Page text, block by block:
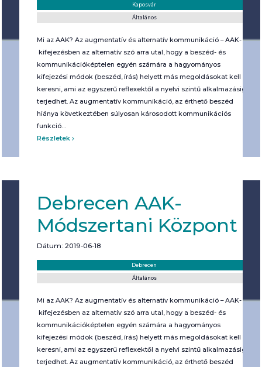
Kaposvár
Általános
Mi az AAK? Az augmentatív és alternatív kommunikáció – AAK-
kifejezésben az alternatív szó arra utal, hogy a beszéd- és
kommunikációképtelen egyén számára a hagyományos
kifejezési módok (beszéd, írás) helyett más megoldásokat kell
keresni, ami az egyszerű reflexektől a nyelvi szintű alkalmazásig
terjedhet. Az augmentatív kommunikáció, az érthető beszéd
hiánya következtében súlyosan károsodott kommunikációs
funkció…
Részletek
Debrecen AAK-
Módszertani Központ
Dátum: 2019-06-18
Debrecen
Általános
Mi az AAK? Az augmentatív és alternatív kommunikáció – AAK-
kifejezésben az alternatív szó arra utal, hogy a beszéd- és
kommunikációképtelen egyén számára a hagyományos
kifejezési módok (beszéd, írás) helyett más megoldásokat kell
keresni, ami az egyszerű reflexektől a nyelvi szintű alkalmazásig
terjedhet. Az augmentatív kommunikáció, az érthető beszéd